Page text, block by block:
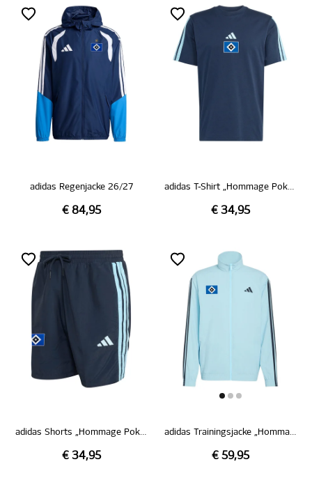
adidas Regenjacke 26/27
€ 84,95
adidas T-Shirt „Hommage Pokalsieg 1976“
€ 34,95
adidas Shorts „Hommage Pokalsieg 1976“
€ 34,95
adidas Trainingsjacke „Hommage Pokalsieg 1976“
€ 59,95